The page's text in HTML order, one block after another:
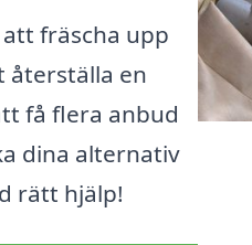
fräscha upp
återställa en
få flera anbud
dina alternativ
rätt hjälp!